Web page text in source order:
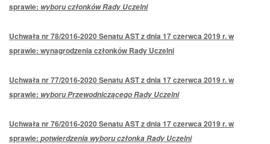
sprawie: wyboru członków Rady Uczelni
Uchwała nr 78/2016-2020 Senatu AST z dnia 17 czerwca 2019 r. w
sprawie: wynagrodzenia członków Rady Uczelni
Uchwała nr 77/2016-2020 Senatu AST z dnia 17 czerwca 2019 r. w
sprawie: wyboru Przewodniczącego Rady Uczelni
Uchwała nr 76/2016-2020 Senatu AST z dnia 17 czerwca 2019 r. w
sprawie: potwierdzenia wyboru członka Rady Uczelni